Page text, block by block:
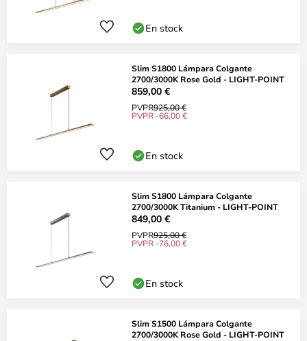
En stock
Slim S1800 Lámpara Colgante
2700/3000K Rose Gold - LIGHT-POINT
859,00 €
PVPR925,00 €
PVPR -66,00 €
En stock
Slim S1800 Lámpara Colgante
2700/3000K Titanium - LIGHT-POINT
849,00 €
PVPR925,00 €
PVPR -76,00 €
En stock
Slim S1500 Lámpara Colgante
2700/3000K Rose Gold - LIGHT-POINT